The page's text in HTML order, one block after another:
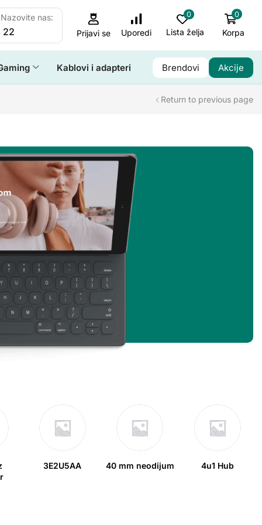
nas:
22 Prijavi se Uporedi
0
Lista želja
0
Korpa
Kablovi i adapteri Brendovi Akcije
Return to previous page
3E2U5AA 40 mm neodijum 4u1 Hub